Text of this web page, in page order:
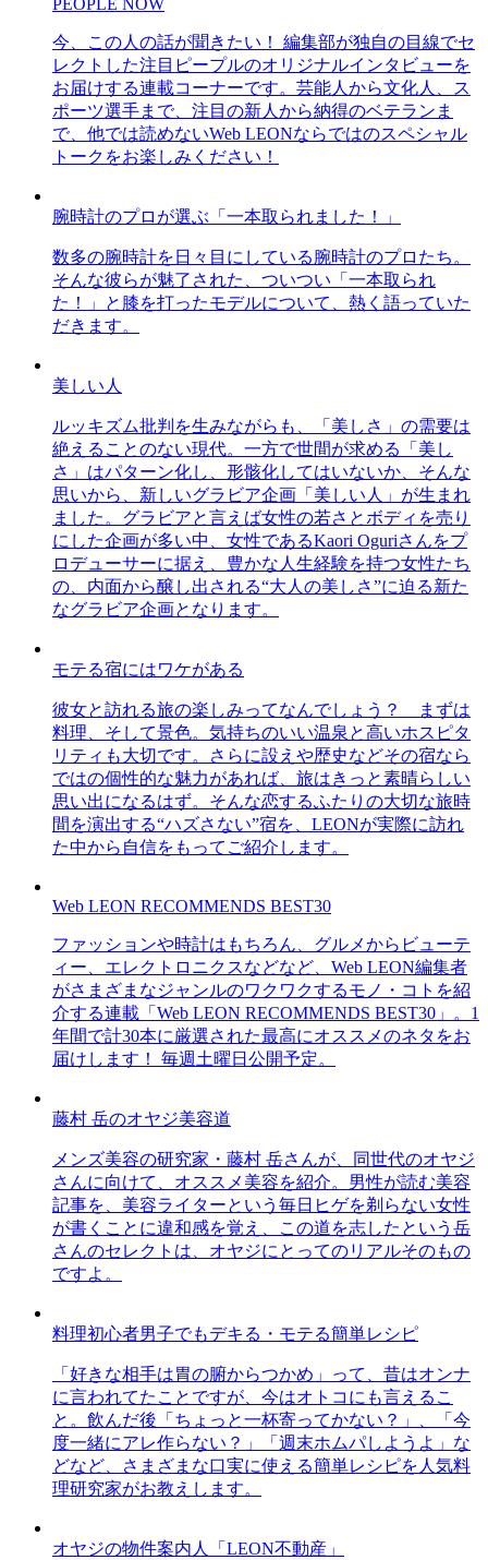
PEOPLE NOW
今、この人の話が聞きたい！ 編集部が独自の目線でセ
レクトした注目ピープルのオリジナルインタビューを
お届けする連載コーナーです。芸能人から文化人、ス
ポーツ選手まで、注目の新人から納得のベテランま
で、他では読めないWeb LEONならではのスペシャル
トークをお楽しみください！
腕時計のプロが選ぶ「一本取られました！」
数多の腕時計を日々目にしている腕時計のプロたち。
そんな彼らが魅了された、ついつい「一本取られ
た！」と膝を打ったモデルについて、熱く語っていた
だきます。
美しい人
ルッキズム批判を生みながらも、「美しさ」の需要は
絶えることのない現代。一方で世間が求める「美し
さ」はパターン化し、形骸化してはいないか、そんな
思いから、新しいグラビア企画「美しい人」が生まれ
ました。グラビアと言えば女性の若さとボディを売り
にした企画が多い中、女性であるKaori Oguriさんをプ
ロデューサーに据え、豊かな人生経験を持つ女性たち
の、内面から醸し出される“大人の美しさ”に迫る新た
なグラビア企画となります。
モテる宿にはワケがある
彼女と訪れる旅の楽しみってなんでしょう？ まずは
料理、そして景色。気持ちのいい温泉と高いホスピタ
リティも大切です。さらに設えや歴史などその宿なら
ではの個性的な魅力があれば、旅はきっと素晴らしい
思い出になるはず。そんな恋するふたりの大切な旅時
間を演出する“ハズさない”宿を、LEONが実際に訪れ
た中から自信をもってご紹介します。
Web LEON RECOMMENDS BEST30
ファッションや時計はもちろん、グルメからビューテ
ィー、エレクトロニクスなどなど、Web LEON編集者
がさまざまなジャンルのワクワクするモノ・コトを紹
介する連載「Web LEON RECOMMENDS BEST30」。1
年間で計30本に厳選された最高にオススメのネタをお
届けします！ 毎週土曜日公開予定。
藤村 岳のオヤジ美容道
メンズ美容の研究家・藤村 岳さんが、同世代のオヤジ
さんに向けて、オススメ美容を紹介。男性が読む美容
記事を、美容ライターという毎日ヒゲを剃らない女性
が書くことに違和感を覚え、この道を志したという岳
さんのセレクトは、オヤジにとってのリアルそのもの
ですよ。
料理初心者男子でもデキる・モテる簡単レシピ
「好きな相手は胃の腑からつかめ」って、昔はオンナ
に言われてたことですが、今はオトコにも言えるこ
と。飲んだ後「ちょっと一杯寄ってかない？」、「今
度一緒にアレ作らない？」「週末ホムパしようよ」な
どなど、さまざまな口実に使える簡単レシピを人気料
理研究家がお教えします。
オヤジの物件案内人「LEON不動産」